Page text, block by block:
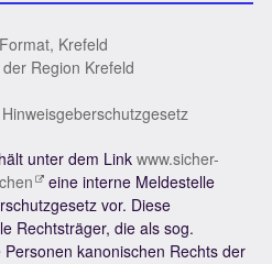
Krefeld
Region Krefeld
unter dem Linkwww.sicher-
eine interne Meldestelle
vor. Diese
Rechtsträger, die als sog.
kanonischen Rechts der